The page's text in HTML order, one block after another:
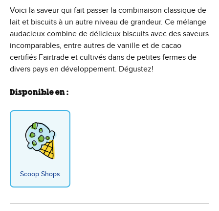
Voici la saveur qui fait passer la combinaison classique de
lait et biscuits à un autre niveau de grandeur. Ce mélange
audacieux combine de délicieux biscuits avec des saveurs
incomparables, entre autres de vanille et de cacao
certifiés Fairtrade et cultivés dans de petites fermes de
divers pays en développement. Dégustez!
Disponible en :
Scoop Shops